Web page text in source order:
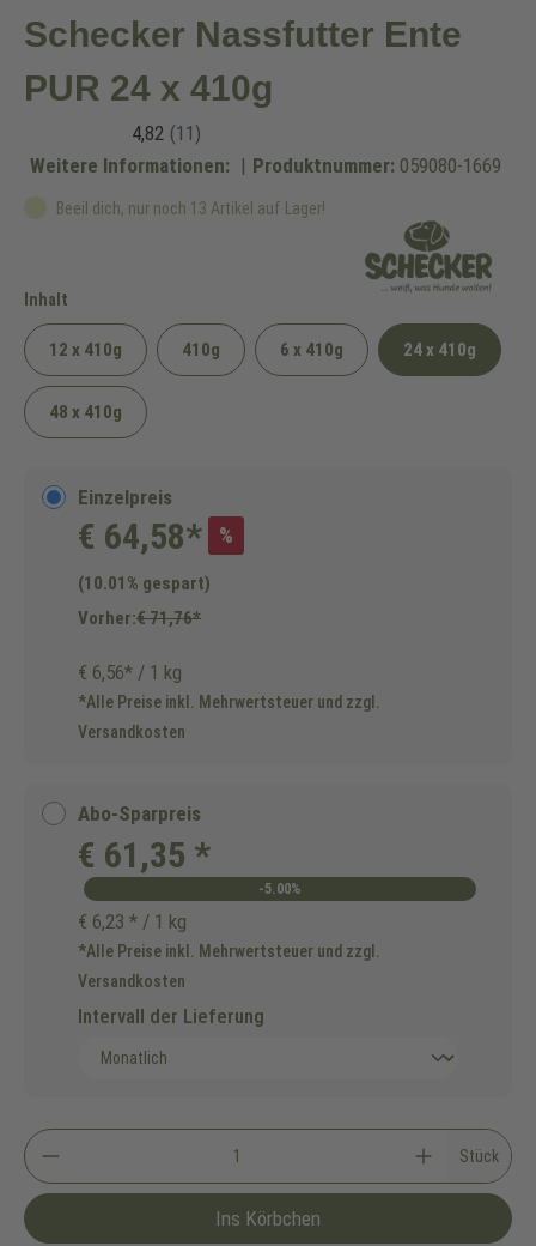
Schecker Nassfutter Ente
PUR 24 x 410g
Weitere Informationen: | Produktnummer: 059080-1669
Beeil dich, nur noch 13 Artikel auf Lager!
Inhalt
12 x 410g 410g 6 x 410g 24 x 410g
48 x 410g
Einzelpreis
€ 64,58* %
(10.01% gespart)
Vorher:€ 71,76*
€ 6,56* / 1 kg
*Alle Preise inkl. Mehrwertsteuer und zzgl.
Versandkosten
Abo-Sparpreis
€ 61,35 *
-5.00%
€ 6,23 * / 1 kg
*Alle Preise inkl. Mehrwertsteuer und zzgl.
Versandkosten
Intervall der Lieferung
Stück
Ins Körbchen